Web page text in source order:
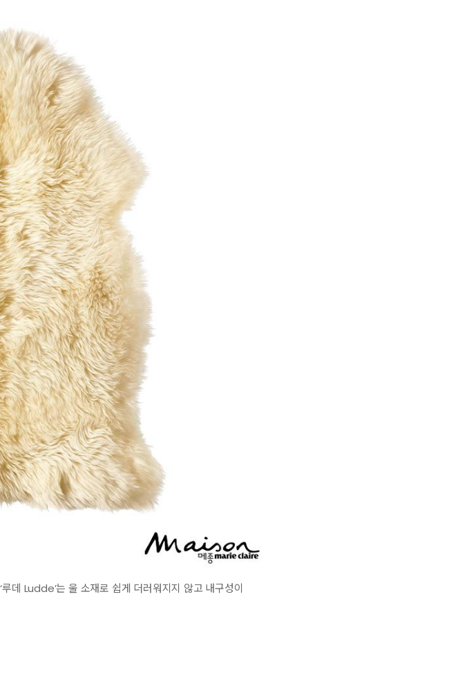
데 Ludde’는 울 소재로 쉽게 더러워지지 않고 내구성이